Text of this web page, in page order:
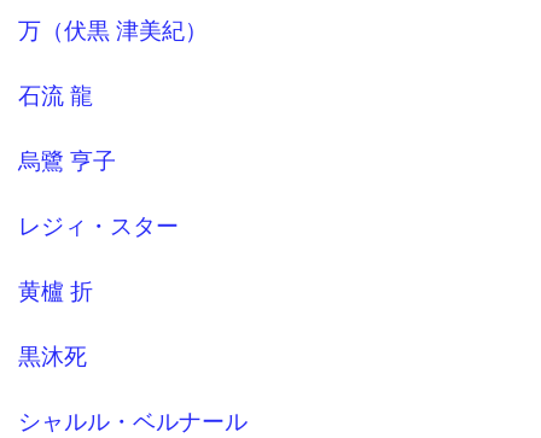
万（伏黒 津美紀）
石流 龍
烏鷺 亨子
レジィ・スター
黄櫨 折
黒沐死
シャルル・ベルナール